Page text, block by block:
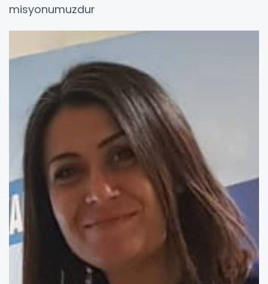
misyonumuzdur